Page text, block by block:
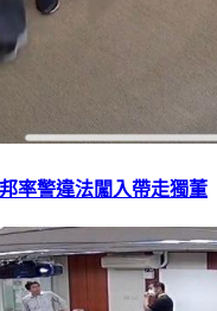
率警違法闖入帶走獨董